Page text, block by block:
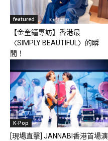
featured
【金奎鐘專訪】香港最
〈SIMPLY BEAUTIFUL〉的瞬
間！
K-Pop
[現場直擊] JANNABI香港首場演